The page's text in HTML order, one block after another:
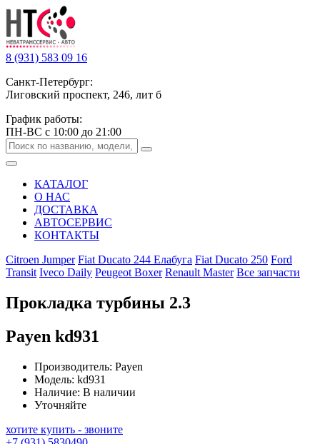
8 (931) 583 09 16
Санкт-Петербург:
Лиговский проспект, 246, лит б
График работы:
ПН-ВС с 10:00 до 21:00
КАТАЛОГ
О НАС
ДОСТАВКА
АВТОСЕРВИС
КОНТАКТЫ
Citroen Jumper Fiat Ducato 244 Елабуга Fiat Ducato 250 Ford
Transit Iveco Daily Peugeot Boxer Renault Master Все запчасти
Прокладка турбины 2.3
Payen kd931
Производитель: Payen
Модель: kd931
Наличие: В наличии
Уточняйте
хотите купить - звоните